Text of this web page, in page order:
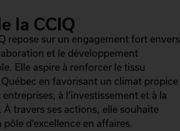
la CCIQ
repose sur un engagement fort envers
et le développement
Elle aspire à renforcer le tissu
en favorisant un climat propice
à l’investissement et à la
À travers ses actions, elle souhaite
d’excellence en affaires.